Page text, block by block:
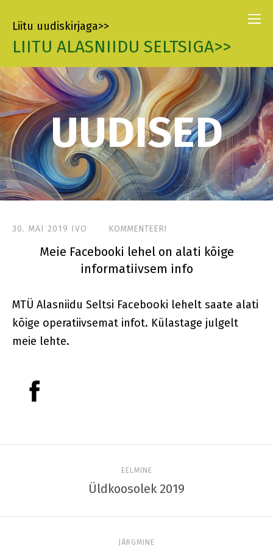
Liitu uudiskirjaga>>
LIITU ALASNIIDU SELTSIGA>>
UUDISED
30. MAI 2019 IVO KOMMENTEERI
Meie Facebooki lehel on alati kõige
informatiivsem info
MTÜ Alasniidu Seltsi Facebooki lehelt saate alati
kõige operatiivsemat infot. Külastage julgelt
meie lehte.
EELMINE
Üldkoosolek 2019
JÄRGMINE